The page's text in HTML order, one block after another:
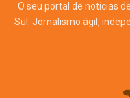
O seu portal de notícias
Sul. Jornalismo ágil,